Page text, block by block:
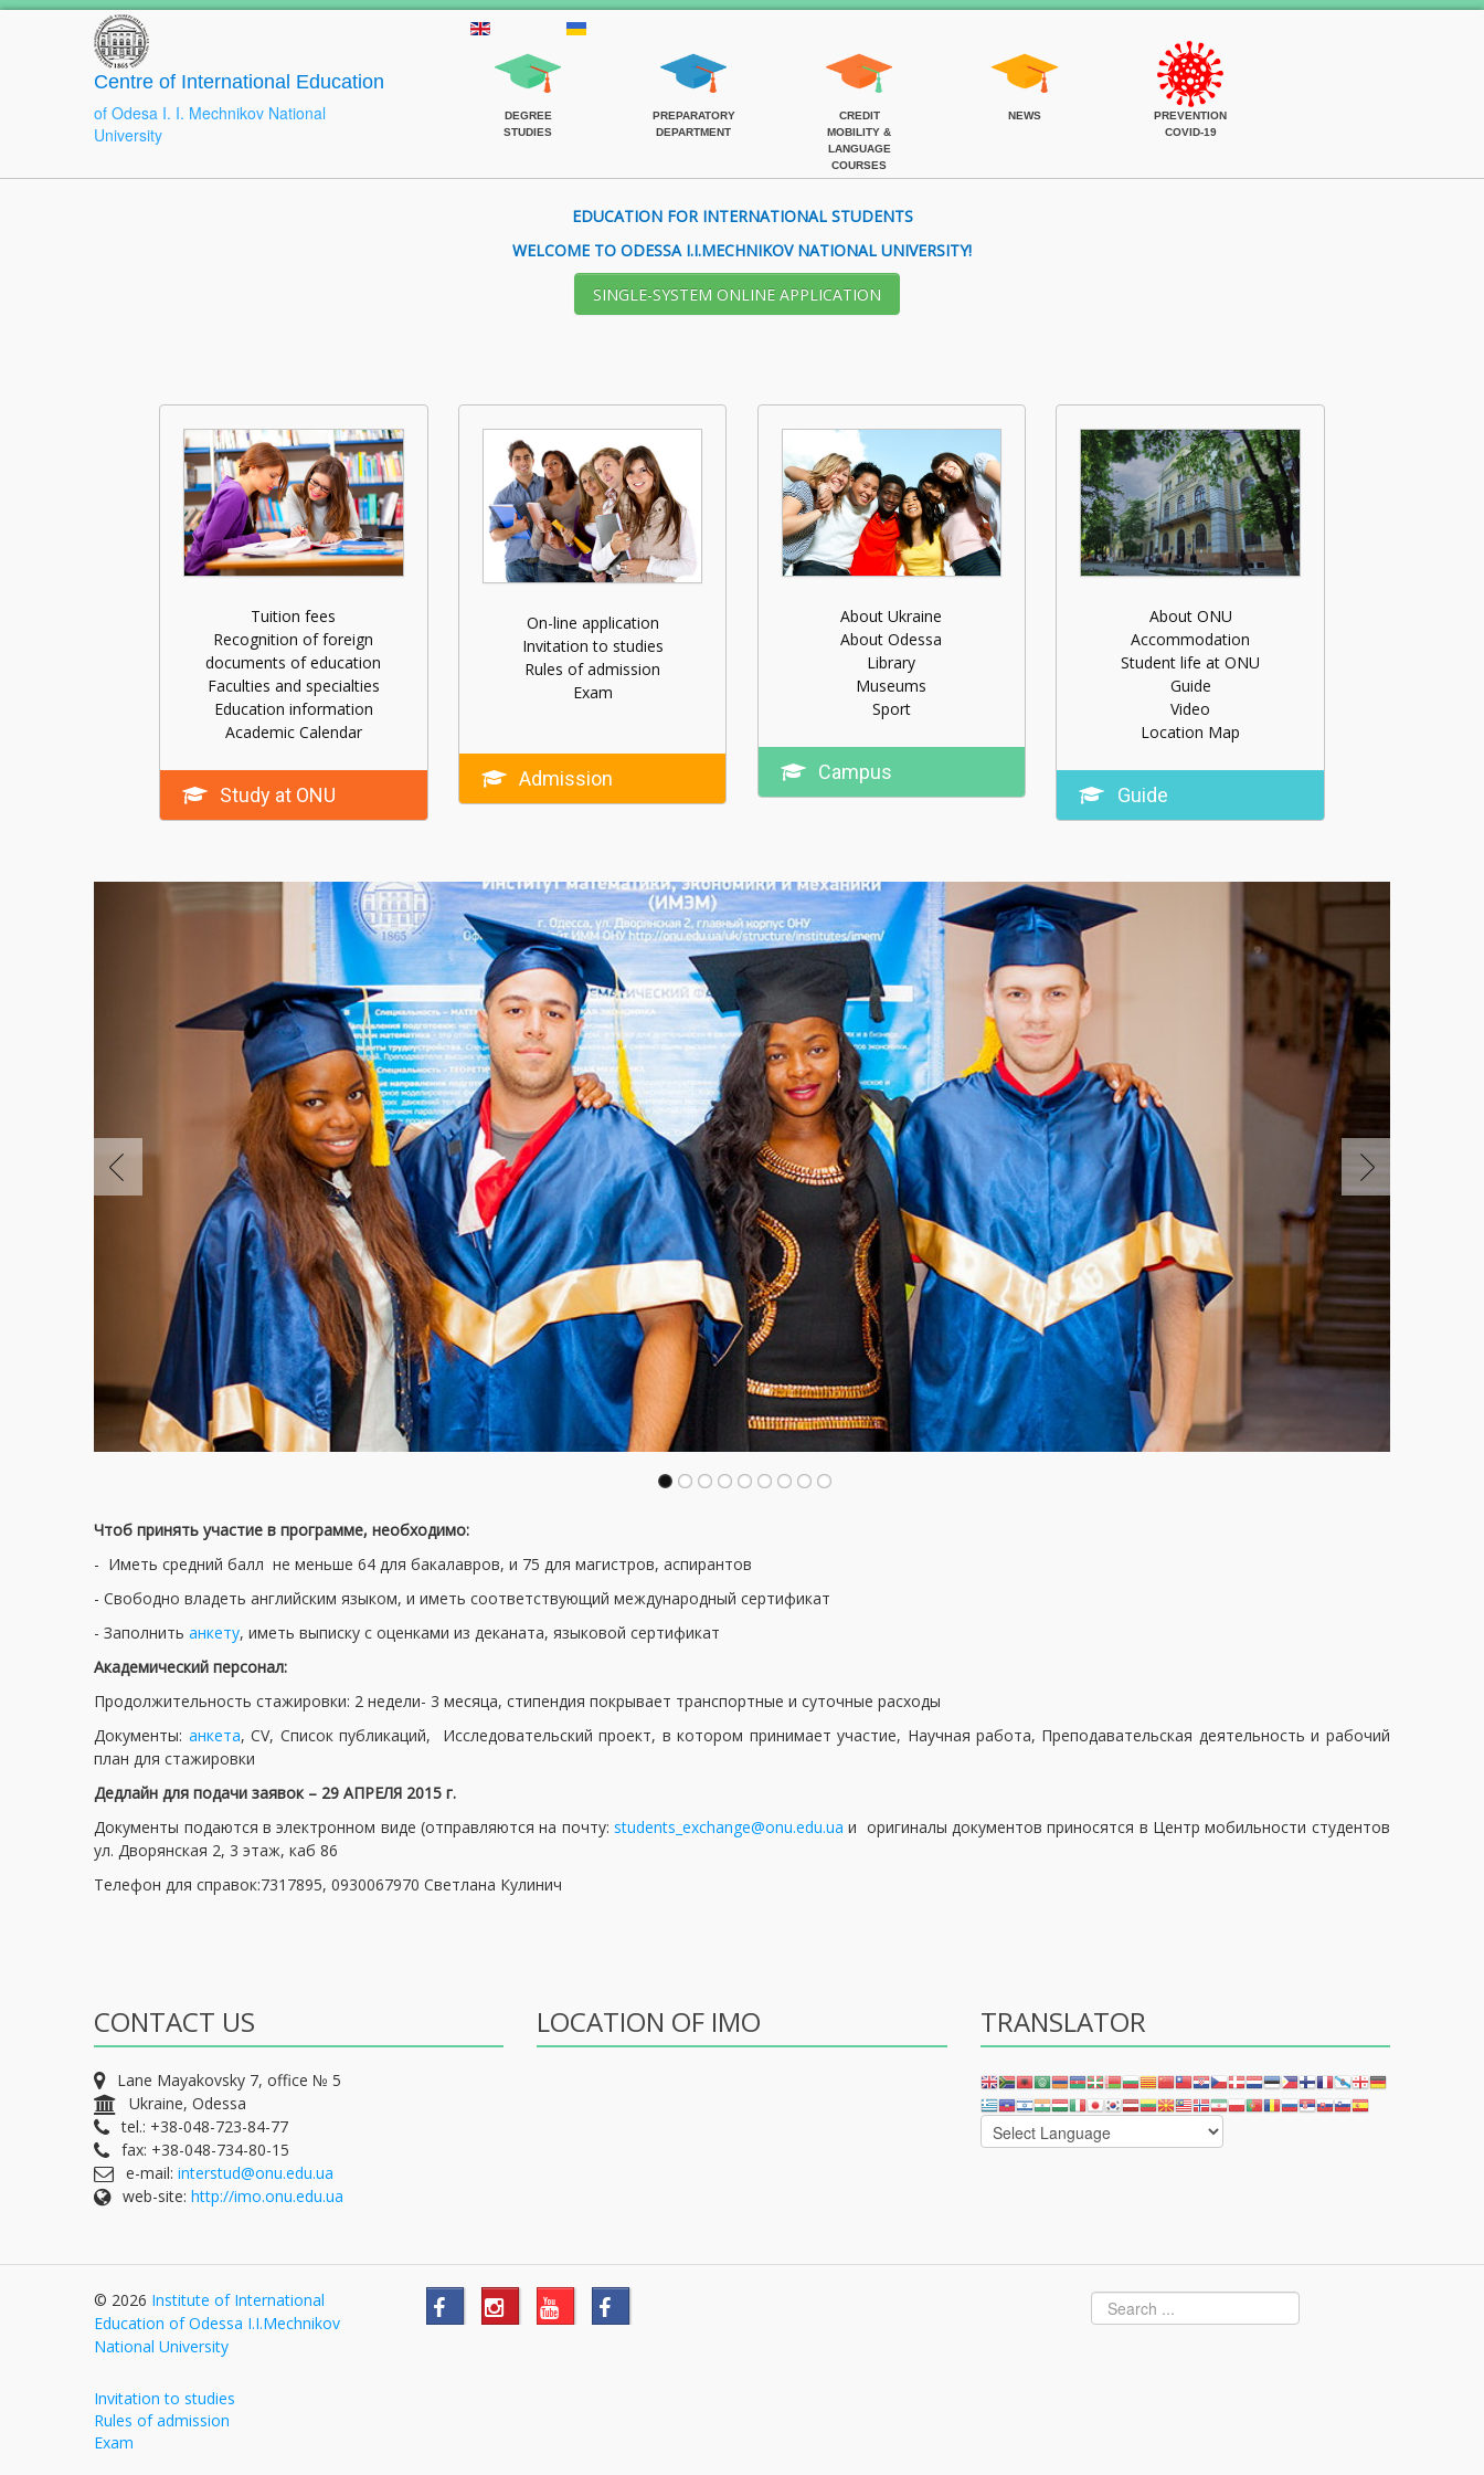
Centre of International Education
of Odesa I. I. Mechnikov National
University
DEGREE
STUDIES
PREPARATORY
DEPARTMENT
CREDIT
MOBILITY &
LANGUAGE
COURSES
NEWS
PREVENTION
COVID-19
EDUCATION FOR INTERNATIONAL STUDENTS
WELCOME TO ODESSA I.I.MECHNIKOV NATIONAL UNIVERSITY!
SІNGLE-SYSTEM ONLINE APPLICATION
Tuition fees
Recognition of foreign
documents of education
Faculties and specialties
Education information
Academic Calendar
Study at ONU
On-line application
Invitation to studies
Rules of admission
Exam
Admission
About Ukraine
About Odessa
Library
Museums
Sport
Campus
About ONU
Accommodation
Student life at ONU
Guide
Video
Location Map
Guide
Чтоб принять участие в программе, необходимо:
- Иметь средний балл не меньше 64 для бакалавров, и 75 для магистров, аспирантов
- Свободно владеть английским языком, и иметь соответствующий международный сертификат
- Заполнитьанкету, иметь выписку с оценками из деканата, языковой сертификат
Академический персонал:
Продолжительность стажировки: 2 недели- 3 месяца, стипендия покрывает транспортные и суточные расходы
Документы: анкета, CV, Список публикаций, Исследовательский проект, в котором принимает участие, Научная работа, Преподавательская деятельность и рабочий
план для стажировки
Дедлайн для подачи заявок – 29 АПРЕЛЯ 2015 г.
Документы подаются в электронном виде (отправляются на почту: students_exchange@onu.edu.ua и оригиналы документов приносятся в Центр мобильности студентов
ул. Дворянская 2, 3 этаж, каб 86
Телефон для справок:7317895, 0930067970 Светлана Кулинич
CONTACT US
Lane Mayakovsky 7, office № 5
Ukraine, Odessa
tel.: +38-048-723-84-77
fax: +38-048-734-80-15
e-mail: interstud@onu.edu.ua
web-site: http://imo.onu.edu.ua
LOCATION OF IMO TRANSLATOR
© 2026 Institute of International
Education of Odessa I.I.Mechnikov
National University
Invitation to studies
Rules of admission
Exam